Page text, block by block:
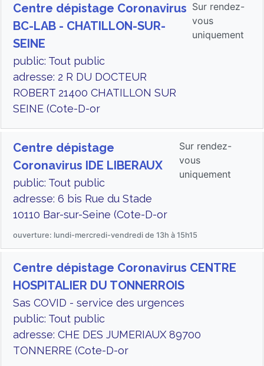
Centre dépistage Coronavirus
BC-LAB - CHATILLON-SUR-
SEINE
public: Tout public
adresse: 2 R DU DOCTEUR
ROBERT 21400 CHATILLON SUR
SEINE (Cote-D-or
Sur rendez-
vous
uniquement
Centre dépistage
Coronavirus IDE LIBERAUX
public: Tout public
adresse: 6 bis Rue du Stade
10110 Bar-sur-Seine (Cote-D-or
Sur rendez-
vous
uniquement
ouverture: lundi-mercredi-vendredi de 13h à 15h15
Centre dépistage Coronavirus CENTRE
HOSPITALIER DU TONNERROIS
Sas COVID - service des urgences
public: Tout public
adresse: CHE DES JUMERIAUX 89700
TONNERRE (Cote-D-or